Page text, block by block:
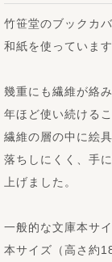
竹笹堂のブックカ
和紙を使っています
幾重にも繊維が絡
年ほど使い続ける
繊維の層の中に絵
落ちしにくく、手
上げました。
一般的な文庫本サ
本サイズ（高さ約